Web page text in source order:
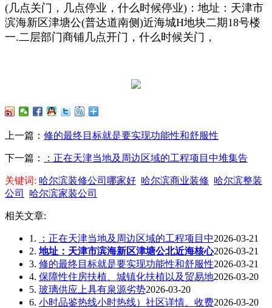
(几点关门，几点停业，什么时候停业)：地址：天津市
滨海新区津塘公(普达道南侧)近海城H地块二期18号楼
一.二层部门商铺几点开门，什么时候关门，
上一篇： 修的最终目标就是要实现功能性和舒服性
下一篇： ：正在天津当地及周边区域的工程项目中堆集告
关键词: 哈尔滨装修公司哪家好 哈尔滨商业装修 哈尔滨整装
公司
哈尔滨家装公司
相关文章:
1. ：正在天津当地及周边区域的工程项目中2026-03-21
2. 地址：天津市滨海新区津塘公北近海核心2026-03-21
3. 修的最终目标就是要实现功能性和舒服性2026-03-21
4. 保障性住房扶植、城镇化扶植以及贸易地2026-03-20
5. 玻璃供应上具有泉源劣势2026-03-20
6. 小时品鉴热线小时热线）社区详情、收费2026-03-20